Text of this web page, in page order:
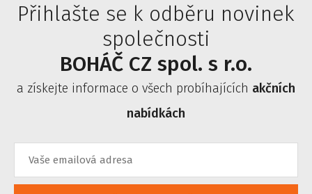
Přihlašte se k odběru novinek
společnosti
BOHÁČ CZ spol. s r.o.
a získejte informace o všech probíhajících akčních
nabídkách